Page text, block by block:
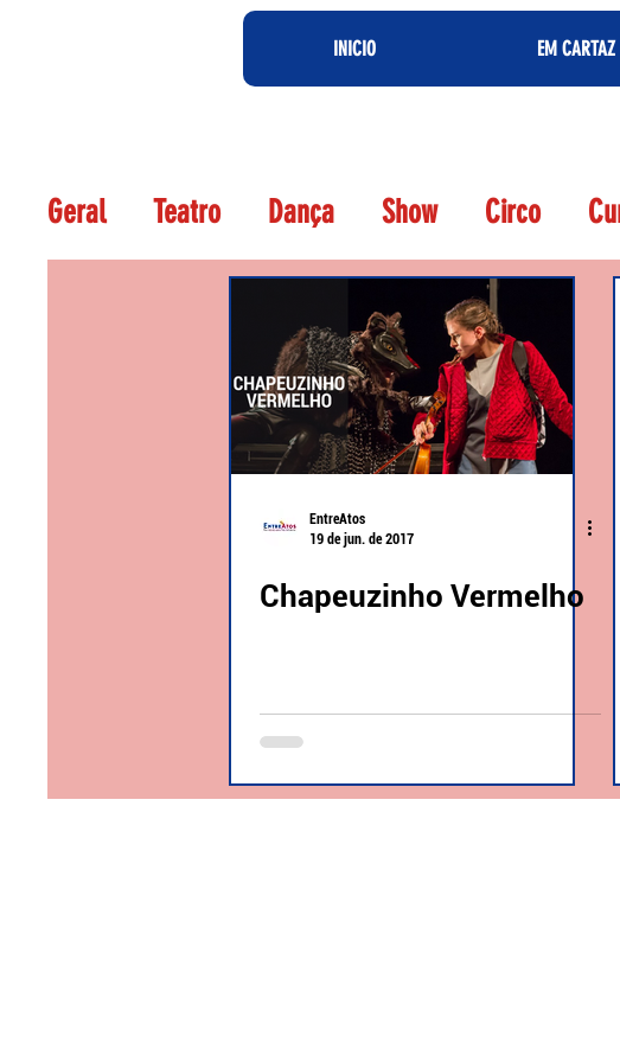
INICIO EM CARTAZ
Geral Teatro Dança Show Circo
EntreAtos
19 de jun. de 2017
Chapeuzinho Vermelho